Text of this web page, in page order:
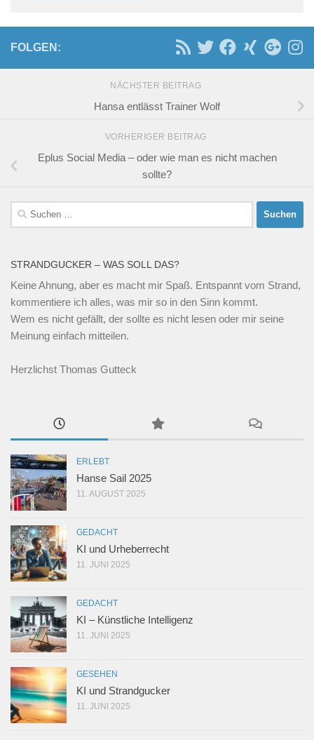
FOLGEN:
NÄCHSTER BEITRAG
Hansa entlässt Trainer Wolf
VORHERIGER BEITRAG
Eplus Social Media – oder wie man es nicht machen
sollte?
Suchen
nach:
STRANDGUCKER – WAS SOLL DAS?
Keine Ahnung, aber es macht mir Spaß. Entspannt vom Strand,
kommentiere ich alles, was mir so in den Sinn kommt.
Wem es nicht gefällt, der sollte es nicht lesen oder mir seine
Meinung einfach mitteilen.
Herzlichst Thomas Gutteck
ERLEBT
Hanse Sail 2025
11. AUGUST 2025
GEDACHT
KI und Urheberrecht
11. JUNI 2025
GEDACHT
KI – Künstliche Intelligenz
11. JUNI 2025
GESEHEN
KI und Strandgucker
11. JUNI 2025